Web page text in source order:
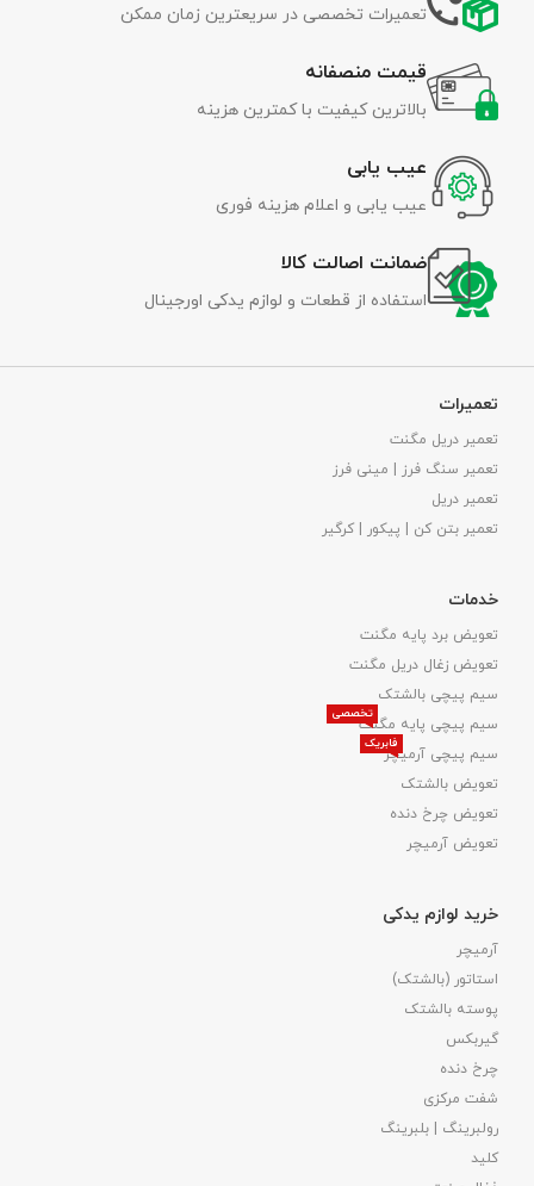
تعمیرات تخصصی در سریعترین زمان ممکن
قیمت منصفانه
بالاترین کیفیت با کمترین هزینه
عیب یابی
عیب یابی و اعلام هزینه فوری
ضمانت اصالت کالا
استفاده از قطعات و لوازم یدکی اورجینال
تعمیرات
تعمیر دریل مگنت
تعمیر سنگ فرز | مینی فرز
تعمیر دریل
تعمیر بتن کن | پیکور | کرگیر
خدمات
تعویض برد پایه مگنت
تعویض زغال دریل مگنت
سیم پیچی بالشتک
سیم پیچی پایه مگنت
تخصصی
سیم پیچی آرمیچر
فابریک
تعویض بالشتک​
تعویض چرخ دنده
تعویض آرمیچر
خرید لوازم یدکی
آرمیچر
استاتور (بالشتک)
پوسته بالشتک
گیربکس
چرخ دنده
شفت مرکزی
رولبرینگ | بلبرینگ
کلید